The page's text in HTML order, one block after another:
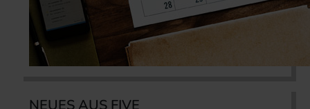
NEUES AUS FIVE